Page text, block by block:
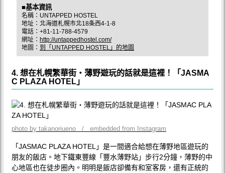
■基本資訊
名稱：UNTAPPED HOSTEL
地址：北海道札幌市北18条西4-1-8
電話：+81-11-788-4579
網址： http://untappedhostel.com/
地圖： 到「UNTAPPED HOSTEL」的地圖
4. 想在札幌繁華街‧薄野遊玩的話就是這裡！「JASMA
C PLAZA HOTEL」
photo by takanoriueno / embedded from Instagram
「JASMAC PLAZA HOTEL」是一間適合給想在薄野地區遊玩的
朋友的飯店。地下鐵東豐線「豐水薄野站」步行2分鐘，薄野的中
心地區也在徒步圈內。明明是飯店卻備有和室客房，還有正統的